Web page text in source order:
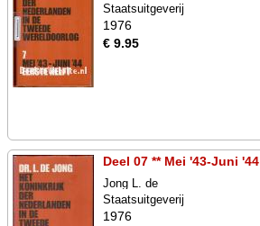
Staatsuitgeverij
1976
€ 9.95
Deel 07 ** Mei '43-Juni '44
Jong L. de
Staatsuitgeverij
1976